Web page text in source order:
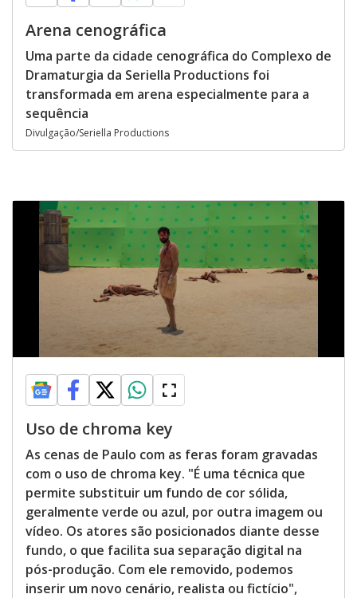
Arena cenográfica
Uma parte da cidade cenográfica do Complexo de
Dramaturgia da Seriella Productions foi
transformada em arena especialmente para a
sequência
Divulgação/Seriella Productions
Uso de chroma key
As cenas de Paulo com as feras foram gravadas
com o uso de chroma key. "É uma técnica que
permite substituir um fundo de cor sólida,
geralmente verde ou azul, por outra imagem ou
vídeo. Os atores são posicionados diante desse
fundo, o que facilita sua separação digital na
pós-produção. Com ele removido, podemos
inserir um novo cenário, realista ou fictício",